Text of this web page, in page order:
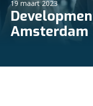
19 maart 2023
Amsterdam